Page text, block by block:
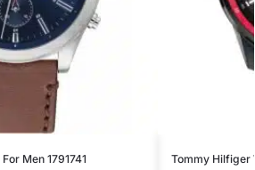
Men 1791741 Tommy Hilfiger